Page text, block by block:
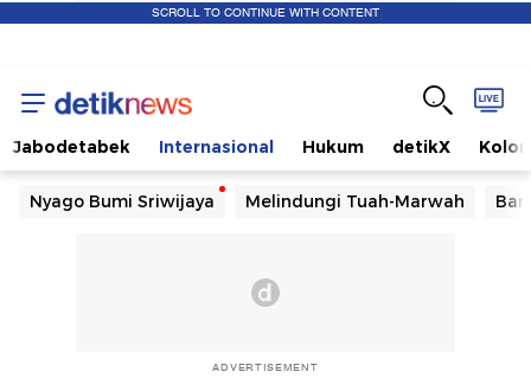
SCROLL TO CONTINUE WITH CONTENT
Jabodetabek Internasional Hukum detikX
Nyago Bumi Sriwijaya Melindungi Tuah-Marwah
ADVERTISEMENT